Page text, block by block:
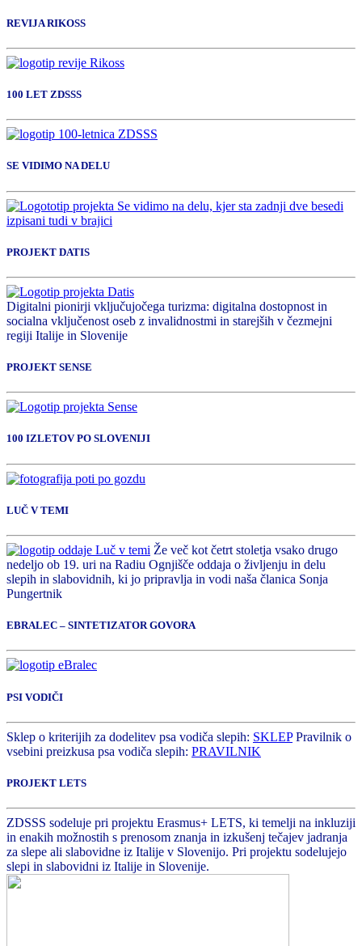
REVIJA RIKOSS
100 LET ZDSSS
SE VIDIMO NA DELU
PROJEKT DATIS
Digitalni pionirji vključujočega turizma: digitalna dostopnost in
socialna vključenost oseb z invalidnostmi in starejših v čezmejni
regiji Italije in Slovenije
PROJEKT SENSE
100 IZLETOV PO SLOVENIJI
LUČ V TEMI
Že več kot četrt stoletja vsako drugo
nedeljo ob 19. uri na Radiu Ognjišče oddaja o življenju in delu
slepih in slabovidnih, ki jo pripravlja in vodi naša članica Sonja
Pungertnik
EBRALEC – SINTETIZATOR GOVORA
PSI VODIČI
Sklep o kriterijih za dodelitev psa vodiča slepih: SKLEPPravilnik o
vsebini preizkusa psa vodiča slepih: PRAVILNIK
PROJEKT LETS
ZDSSS sodeluje pri projektu Erasmus+ LETS, ki temelji na inkluziji
in enakih možnostih s prenosom znanja in izkušenj tečajev jadranja
za slepe ali slabovidne iz Italije v Slovenijo. Pri projektu sodelujejo
slepi in slabovidni iz Italije in Slovenije.